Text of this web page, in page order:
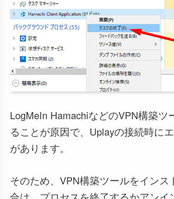
LogMeIn HamachiなどのVPN構築ツ
ることが原因で、Uplayの接続時に
があります。
そのため、VPN構築ツールをインス